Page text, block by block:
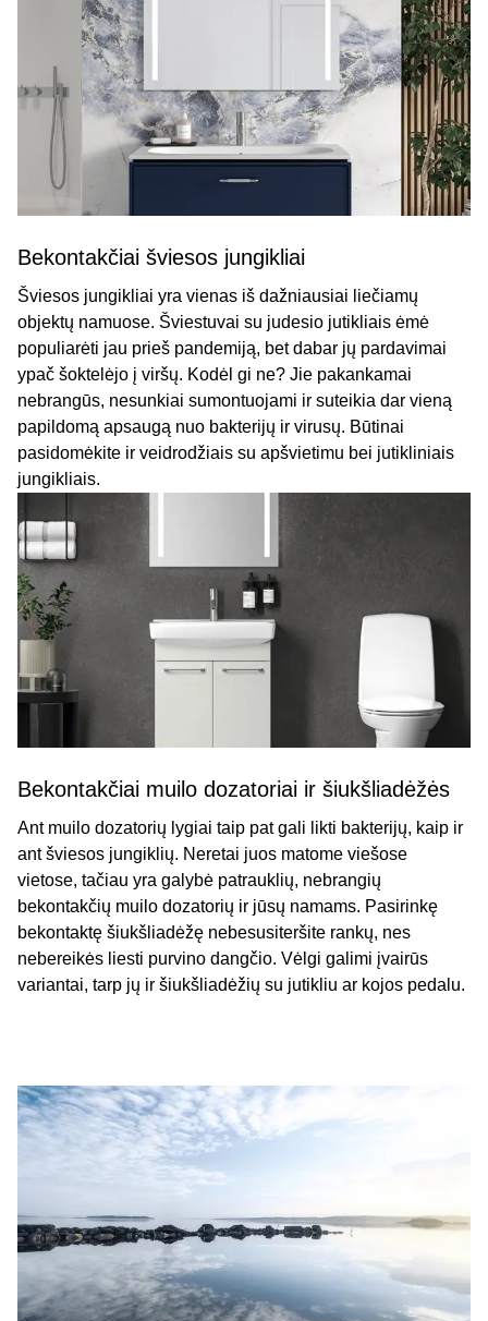
Bekontakčiai šviesos jungikliai
Šviesos jungikliai yra vienas iš dažniausiai liečiamų
objektų namuose. Šviestuvai su judesio jutikliais ėmė
populiarėti jau prieš pandemiją, bet dabar jų pardavimai
ypač šoktelėjo į viršų. Kodėl gi ne? Jie pakankamai
nebrangūs, nesunkiai sumontuojami ir suteikia dar vieną
papildomą apsaugą nuo bakterijų ir virusų. Būtinai
pasidomėkite ir veidrodžiais su apšvietimu bei jutikliniais
jungikliais.
Bekontakčiai muilo dozatoriai ir šiukšliadėžės
Ant muilo dozatorių lygiai taip pat gali likti bakterijų, kaip ir
ant šviesos jungiklių. Neretai juos matome viešose
vietose, tačiau yra galybė patrauklių, nebrangių
bekontakčių muilo dozatorių ir jūsų namams. Pasirinkę
bekontaktę šiukšliadėžę nebesusiteršite rankų, nes
nebereikės liesti purvino dangčio. Vėlgi galimi įvairūs
variantai, tarp jų ir šiukšliadėžių su jutikliu ar kojos pedalu.